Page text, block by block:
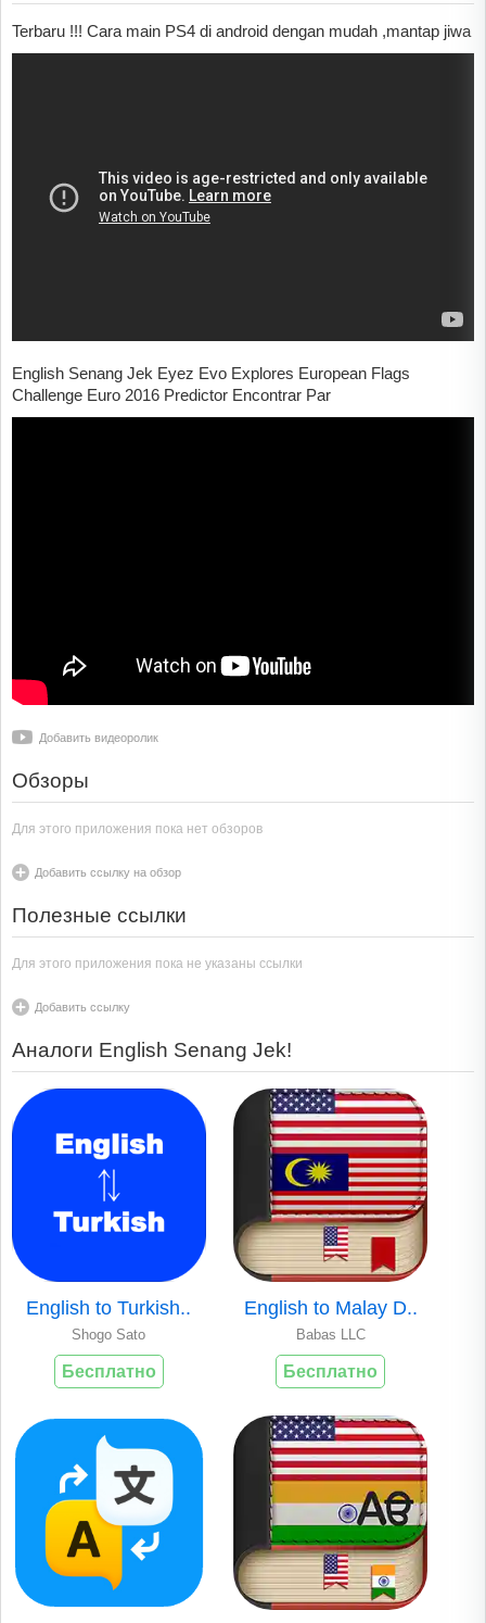
Terbaru !!! Cara main PS4 di android dengan mudah ,mantap jiwa
English Senang Jek Eyez Evo Explores European Flags
Challenge Euro 2016 Predictor Encontrar Par
Добавить видеоролик
Обзоры
Для этого приложения пока нет обзоров
Добавить ссылку на обзор
Полезные ссылки
Для этого приложения пока не указаны ссылки
Добавить ссылку
Аналоги English Senang Jek!
English to Turkish..
Shogo Sato
Бесплатно
English to Malay D..
Babas LLC
Бесплатно